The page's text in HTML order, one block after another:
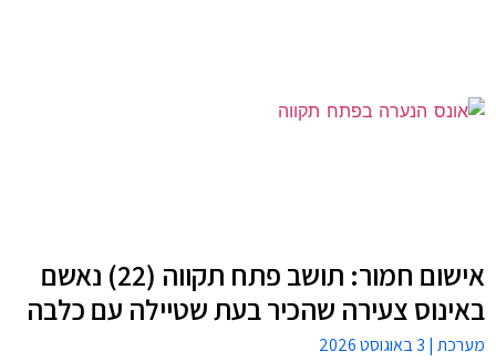
אישום חמור: תושב פתח תקווה (22) נאשם
באינוס צעירה שהכיר בעת שטיילה עם כלבה
מערכת